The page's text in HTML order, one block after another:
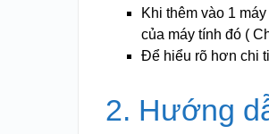
Khi thêm vào 1
của máy tính đó (
Để hiểu rõ hơn chi
2. Hướng